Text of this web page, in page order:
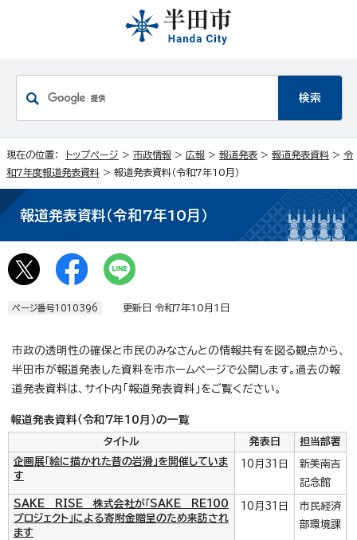
現在の位置： トップページ > 市政情報 > 広報 > 報道発表 > 報道発表資料 > 令
和7年度報道発表資料 > 報道発表資料（令和7年10月）
報道発表資料（令和7年10月）
ページ番号1010396 更新日 令和7年10月1日
市政の透明性の確保と市民のみなさんとの情報共有を図る観点から、
半田市が報道発表した資料を市ホームページで公開します。過去の報
道発表資料は、サイト内「報道発表資料」をご覧ください。
報道発表資料（令和7年10月）の一覧
タイトル 発表日
担当部署
企画展「絵に描かれた昔の岩滑」を開催していま
す
10月31日
新美南吉
記念館
SAKE RISE 株式会社が「SAKE RE100
プロジェクト」による寄附金贈呈のため来訪され
ます
10月31日
市民経済
部環境課